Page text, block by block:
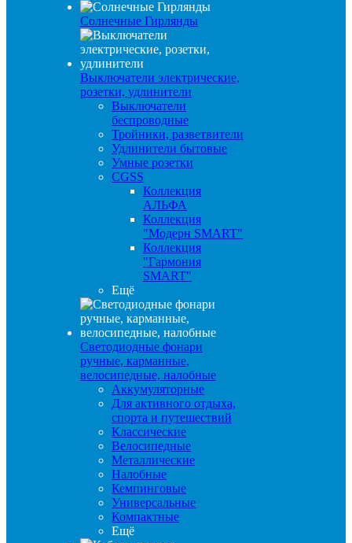
Солнечные Гирлянды
Выключатели электрические,
розетки, удлинители
Выключатели
беспроводные
Тройники, разветвители
Удлинители бытовые
Умные розетки
CGSS
Коллекция
АЛЬФА
Коллекция
"Модерн SMART"
Коллекция
"Гармония
SMART"
Ещё
Светодиодные фонари
ручные, карманные,
велосипедные, налобные
Аккумуляторные
Для активного отдыха,
спорта и путешествий
Классические
Велосипедные
Металлические
Налобные
Кемпинговые
Универсальные
Компактные
Ещё